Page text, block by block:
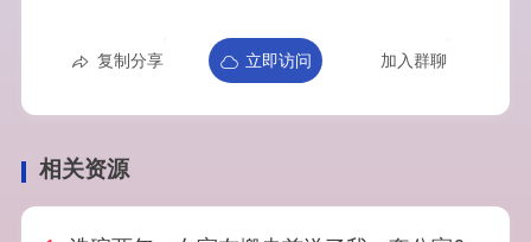
复制分享 立即访问 加入群聊
相关资源